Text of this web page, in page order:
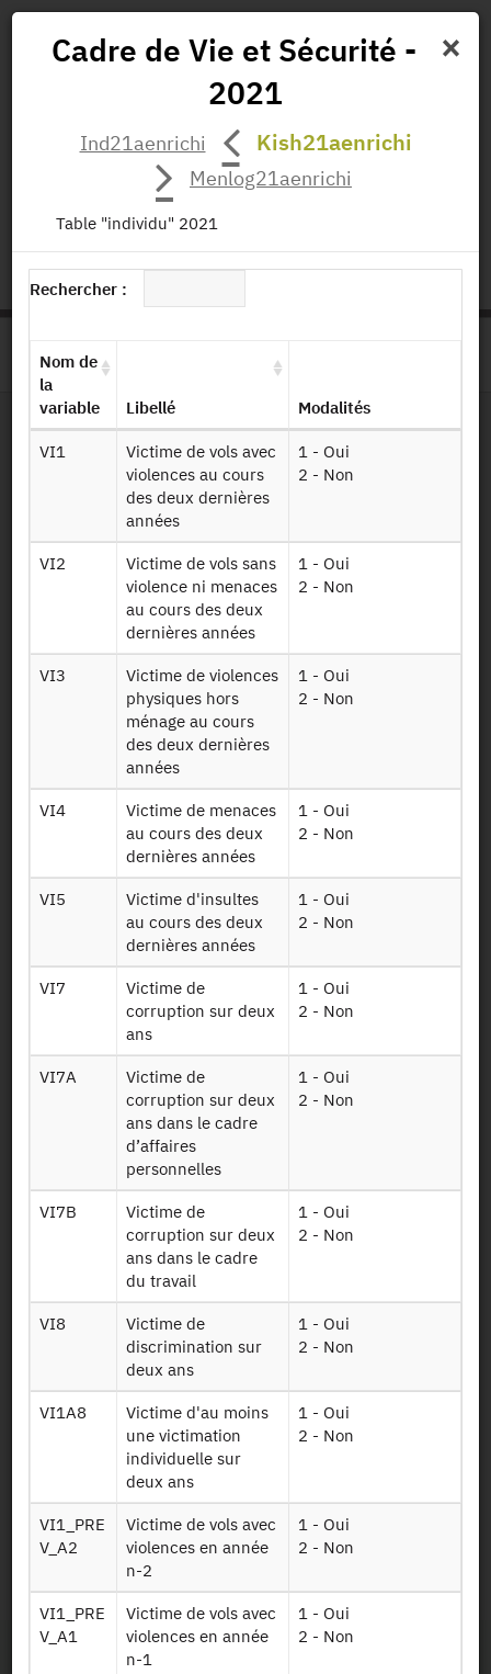
Missions
status.io EN
ACCUEIL > PAGE PRODUIT
Dessin de fichier
Identifiant persistant (DOI)
Retour à la source
CVS : Enquête de victimation -
Cadre de Vie et Sécurité - 2021
Autres produits :2021, 2020,2019
2015, 2014, 2013, 2012, 2011, 2010, 2009, 2008, 2007
+
Autorisation :Comité du Secret Statistique
Mise à disposition : 12/08/2022
Dessin de fichier
Données
individuelles du
"tronc commun
des enquêtes
auprès des
ménages" (TCM)
2021
Kish21aenrichi
Table "individu"
2021
Menlog21aenrichi
Table "ménage"
2021
×
Cadre de Vie et Sécurité -
2021
Ind21aenrichi Kish21aenrichi
Menlog21aenrichi
Table "individu" 2021
Rechercher :
Nom de
la
variable
Libellé Modalités
VI1
Victime de vols avec
violences au cours
des deux dernières
années
1 - Oui
2 - Non
VI2
Victime de vols sans
violence ni menaces
au cours des deux
dernières années
1 - Oui
2 - Non
VI3
Victime de violences
physiques hors
ménage au cours
des deux dernières
années
1 - Oui
2 - Non
VI4
Victime de menaces
au cours des deux
dernières années
1 - Oui
2 - Non
VI5
Victime d'insultes
au cours des deux
dernières années
1 - Oui
2 - Non
VI7
Victime de
corruption sur deux
ans
1 - Oui
2 - Non
VI7A
Victime de
corruption sur deux
ans dans le cadre
d’affaires
personnelles
1 - Oui
2 - Non
VI7B
Victime de
corruption sur deux
ans dans le cadre
du travail
1 - Oui
2 - Non
VI8
Victime de
discrimination sur
deux ans
1 - Oui
2 - Non
VI1A8
Victime d'au moins
une victimation
individuelle sur
deux ans
1 - Oui
2 - Non
VI1_PRE
V_A2
Victime de vols avec
violences en année
n-2
1 - Oui
2 - Non
VI1_PRE
V_A1
Victime de vols avec
violences en année
n-1
1 - Oui
2 - Non
Identifiant persistant
https://doi.org/10.34724/CASD.7.4517.V1